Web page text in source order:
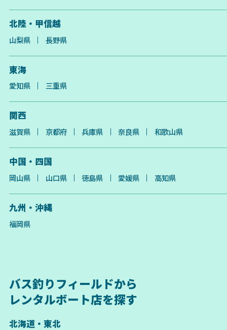
北陸・甲信越
山梨県 長野県
東海
愛知県 三重県
関西
滋賀県 京都府 兵庫県 奈良県 和歌山県
中国・四国
岡山県 山口県 徳島県 愛媛県 高知県
九州・沖縄
福岡県
バス釣りフィールドから
レンタルボート店を探す
北海道・東北